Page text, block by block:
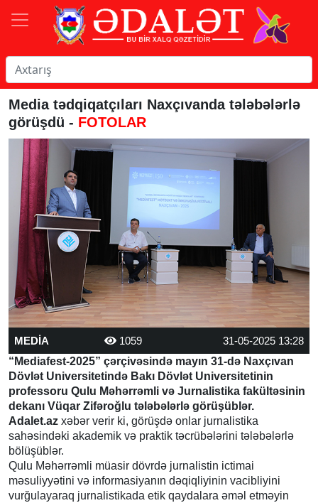
Media tədqiqatçıları Naxçıvanda tələbələrlə
görüşdü - FOTOLAR
MEDİA 1059
31-05-2025 13:28
“Mediafest-2025” çərçivəsində mayın 31-də Naxçıvan
Dövlət Universitetində Bakı Dövlət Universitetinin
professoru Qulu Məhərrəmli və Jurnalistika fakültəsinin
dekanı Vüqar Zifəroğlu tələbələrlə görüşüblər.
Adalet.az xəbər verir ki, görüşdə onlar jurnalistika
sahəsindəki akademik və praktik təcrübələrini tələbələrlə
bölüşüblər.
Qulu Məhərrəmli müasir dövrdə jurnalistin ictimai
məsuliyyətini və informasiyanın dəqiqliyinin vacibliyini
vurğulayaraq jurnalistikada etik qaydalara əməl etməyin